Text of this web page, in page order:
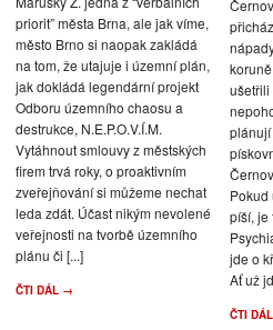
priorit” města Brna, ale jak víme,
město Brno si naopak zakládá
na tom, že utajuje i územní plán,
jak dokládá legendární projekt
Odboru územního chaosu a
destrukce, N.E.P.O.V.Í.M.
Vytáhnout smlouvy z městských
firem trvá roky, o proaktivním
zveřejňování si můžeme nechat
leda zdát. Účast nikým nevolené
veřejnosti na tvorbě územního
plánu či [...]
ČTI DÁL →
ušetřili
Pokud
píší, je
jde o
Ať už
ČTI